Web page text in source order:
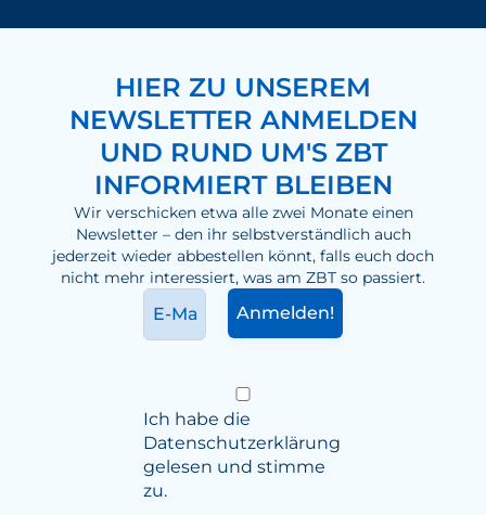
hier geht's zu den ZBT-News
HIER ZU UNSEREM
NEWSLETTER ANMELDEN
UND RUND UM'S ZBT
INFORMIERT BLEIBEN
Wir verschicken etwa alle zwei Monate einen
Newsletter – den ihr selbstverständlich auch
jederzeit wieder abbestellen könnt, falls euch doch
nicht mehr interessiert, was am ZBT so passiert.
Ich habe die
Datenschutzerklärung
gelesen und stimme
zu.